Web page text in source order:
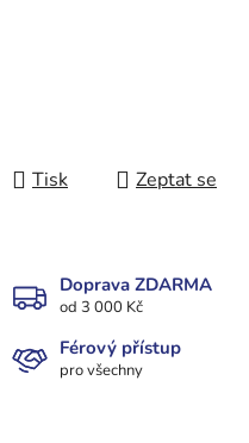
Tisk Zeptat se
Doprava ZDARMA
od 3 000 Kč
Férový přístup
pro všechny